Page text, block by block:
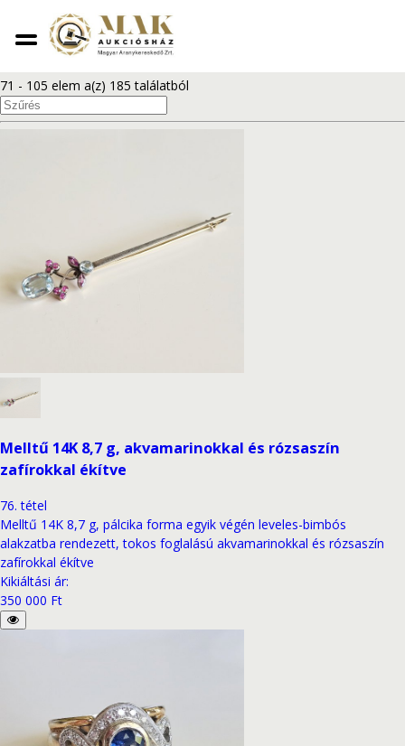
34...
71 - 105 elem a(z) 185 találatból
Melltű 14K 8,7 g, akvamarinokkal és rózsaszín
zafírokkal ékítve
76. tétel
Melltű 14K 8,7 g, pálcika forma egyik végén leveles-bimbós
alakzatba rendezett, tokos foglalású akvamarinokkal és rózsaszín
zafírokkal ékítve
Kikiáltási ár:
350 000 Ft